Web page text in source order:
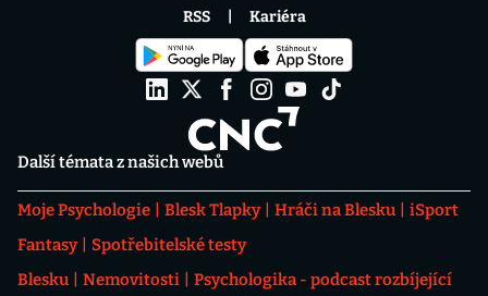
Další témata z našich webů
Moje Psychologie Blesk Tlapky Hráči na Blesku
iSport
Fantasy
Spotřebitelské testy
Blesku
Nemovitosti
Psychologika - podcast rozbíjející
RSS Kariéra